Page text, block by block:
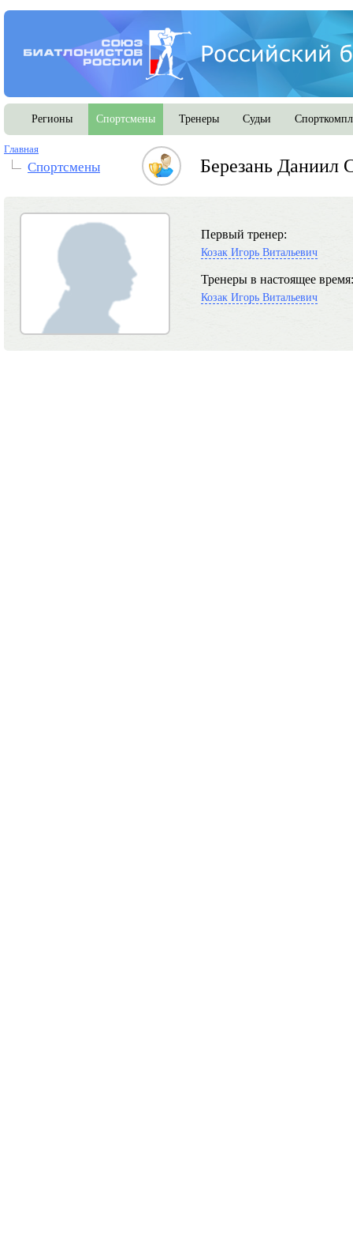
Регионы Спортсмены Тренеры Судьи
Главная
Спортсмены Березань Даниил
Первый тренер:
Козак Игорь Витальевич
Тренеры в настоящее время:
Козак Игорь Витальевич